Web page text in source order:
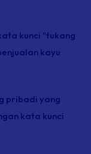
kunci "tukang
kayu
pribadi yang
kata kunci